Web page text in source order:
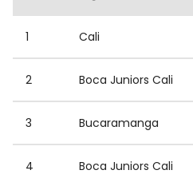
1 Cali
2 Boca Juniors Cali
3 Bucaramanga
4 Boca Juniors Cali